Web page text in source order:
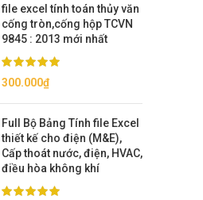
file excel tính toán thủy văn
cống tròn,cống hộp TCVN
9845 : 2013 mới nhất
300.000₫
Full Bộ Bảng Tính file Excel
thiết kế cho điện (M&E),
Cấp thoát nước, điện, HVAC,
điều hòa không khí